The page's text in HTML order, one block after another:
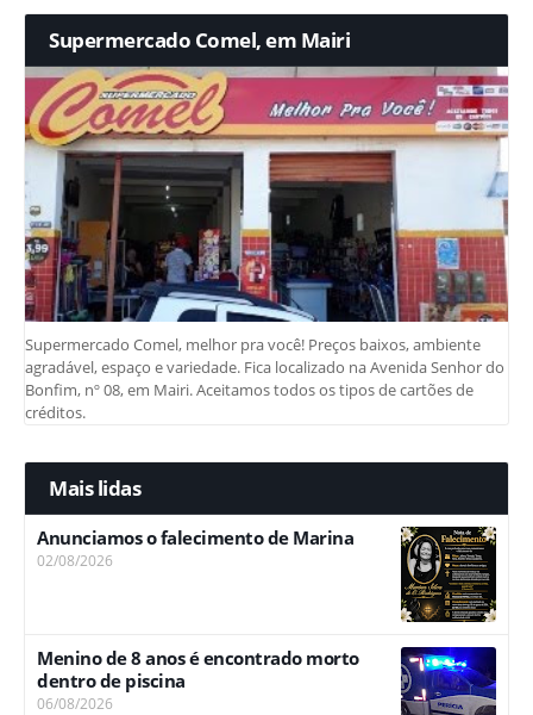
Supermercado Comel, em Mairi
Supermercado Comel, melhor pra você! Preços baixos, ambiente
agradável, espaço e variedade. Fica localizado na Avenida Senhor do
Bonfim, nº 08, em Mairi. Aceitamos todos os tipos de cartões de
créditos.
Mais lidas
Anunciamos o falecimento de Marina
02/08/2026
Menino de 8 anos é encontrado morto
dentro de piscina
06/08/2026